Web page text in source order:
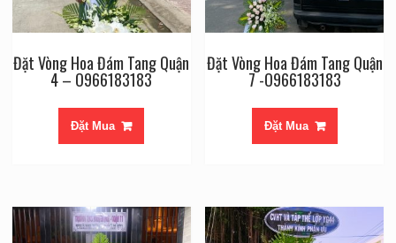
Đặt Vòng Hoa Đám Tang Quận
4 – O966183183
Đặt Mua
Đặt Vòng Hoa Đám Tang Quận
7 -O966183183
Đặt Mua